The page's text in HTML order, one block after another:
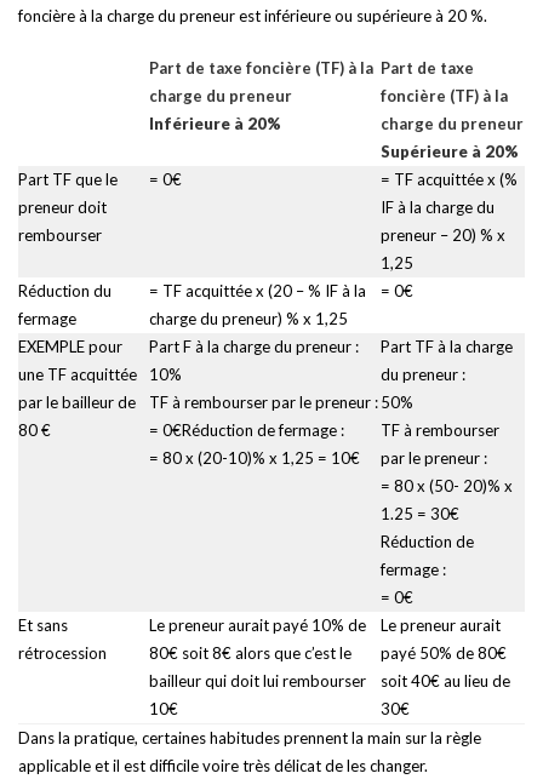
foncière à la charge du preneur est inférieure ou supérieure à 20 %.
Part de taxe foncière (TF) à la
charge du preneur
Inférieure à 20%
Part de taxe
foncière (TF) à la
charge du preneur
Supérieure à 20%
Part TF que le
preneur doit
rembourser
= 0€
= TF acquittée x (%
IF à la charge du
preneur – 20) % x
1,25
Réduction du
fermage
= TF acquittée x (20 – % IF à la
charge du preneur) % x 1,25
= 0€
EXEMPLE pour
une TF acquittée
par le bailleur de
80 €
Part F à la charge du preneur :
10%
TF à rembourser par le preneur :
= 0€Réduction de fermage :
= 80 x (20-10)% x 1,25 = 10€
Part TF à la charge
du preneur :
50%
TF à rembourser
par le preneur :
= 80 x (50- 20)% x
1.25 = 30€
Réduction de
fermage :
= 0€
Et sans
rétrocession
Le preneur aurait payé 10% de
80€ soit 8€ alors que c’est le
bailleur qui doit lui rembourser
10€
Le preneur aurait
payé 50% de 80€
soit 40€ au lieu de
30€
Dans la pratique, certaines habitudes prennent la main sur la règle
applicable et il est difficile voire très délicat de les changer.